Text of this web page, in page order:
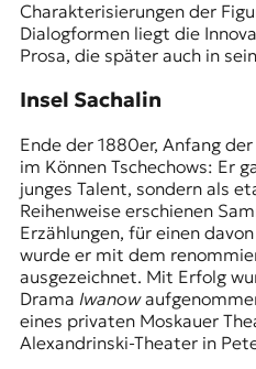
Charakterisierungen der
Dialogformen liegt die
Prosa, die später auch in
Insel Sachalin
Ende der 1880er, Anfang
im Können Tschechows: Er
junges Talent, sondern als
Reihenweise erschienen
Erzählungen, für einen davon
wurde er mit dem
ausgezeichnet. Mit Erfolg
Drama Iwanow
eines privaten Moskauer
Alexandrinski-Theater in